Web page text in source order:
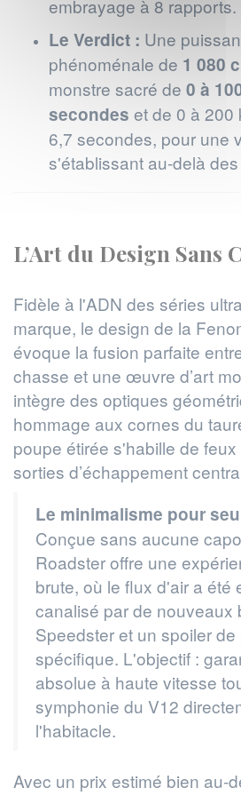
embrayage à 8 rapports.
Le Verdict : Une
phénoménale de 1 080
monstre sacré de 0 à
secondes et de 0 à 200
6,7 secondes, pour une
s'établissant au-delà
L’Art du Design Sans
Fidèle à l'ADN des séries
marque, le design de la
évoque la fusion parfaite
chasse et une œuvre d’art
intègre des optiques
hommage aux cornes du
poupe étirée s'habille de
sorties d’échappement
Le minimalisme pour
Conçue sans aucune
Roadster offre une
brute, où le flux d'air a été
canalisé par de nouveaux
Speedster et un spoiler de
spécifique. L'objectif :
absolue à haute vitesse
symphonie du V12
l'habitacle.
Avec un prix estimé bien au-